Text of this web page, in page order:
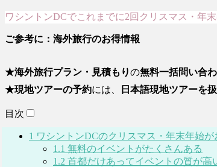
ワシントンDCでこれまでに2回クリスマス・年
ご参考に：海外旅行のお得情報
★海外旅行プラン・見積もりの無料一括問い合
★現地ツアーの予約には、 日本語現地ツアーを
目次
1 ワシントンDCのクリスマス・年末年始
1.1 無料のイベントがたくさんある
1.2 首都だけあってイベントの質が高